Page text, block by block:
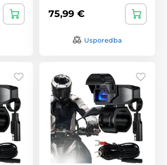
75,99 €
Usporedba